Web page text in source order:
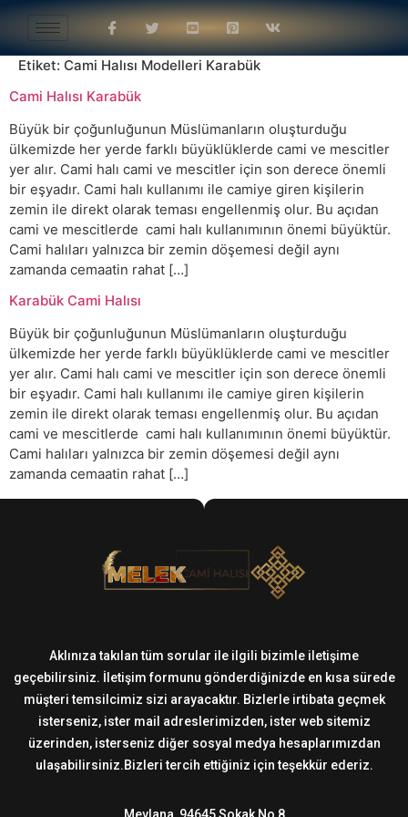
Etiket: Cami Halısı Modelleri Karabük
Cami Halısı Karabük
Büyük bir çoğunluğunun Müslümanların oluşturduğu
ülkemizde her yerde farklı büyüklüklerde cami ve mescitler
yer alır. Cami halı cami ve mescitler için son derece önemli
bir eşyadır. Cami halı kullanımı ile camiye giren kişilerin
zemin ile direkt olarak teması engellenmiş olur. Bu açıdan
cami ve mescitlerde cami halı kullanımının önemi büyüktür.
Cami halıları yalnızca bir zemin döşemesi değil aynı
zamanda cemaatin rahat […]
Karabük Cami Halısı
Büyük bir çoğunluğunun Müslümanların oluşturduğu
ülkemizde her yerde farklı büyüklüklerde cami ve mescitler
yer alır. Cami halı cami ve mescitler için son derece önemli
bir eşyadır. Cami halı kullanımı ile camiye giren kişilerin
zemin ile direkt olarak teması engellenmiş olur. Bu açıdan
cami ve mescitlerde cami halı kullanımının önemi büyüktür.
Cami halıları yalnızca bir zemin döşemesi değil aynı
zamanda cemaatin rahat […]
Aklınıza takılan tüm sorular ile ilgili bizimle iletişime
geçebilirsiniz. İletişim formunu gönderdiğinizde en kısa sürede
müşteri temsilcimiz sizi arayacaktır. Bizlerle irtibata geçmek
isterseniz, ister mail adreslerimizden, ister web sitemiz
üzerinden, isterseniz diğer sosyal medya hesaplarımızdan
ulaşabilirsiniz.Bizleri tercih ettiğiniz için teşekkür ederiz.